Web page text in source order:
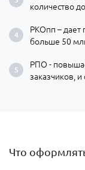
количество
РКОпп – дает
больше 50
РПО -
заказчиков, и
Что